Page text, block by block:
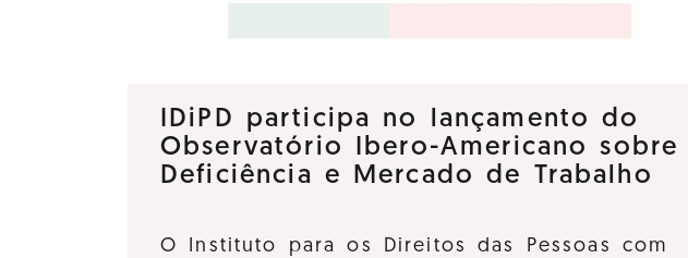
IDiPD participa no lançamento do
Observatório Ibero-Americano sobre
Deficiência e Mercado de Trabalho
O Instituto para os Direitos das Pessoas com